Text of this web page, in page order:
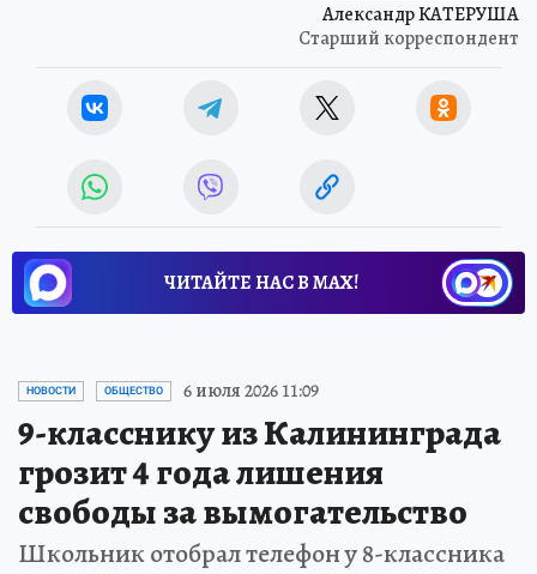
Александр КАТЕРУША
Старший корреспондент
ЧИТАЙТЕ НАС В МАХ!
НОВОСТИ ОБЩЕСТВО 6 июля 2026 11:09
9-класснику из Калининграда
грозит 4 года лишения
свободы за вымогательство
Школьник отобрал телефон у 8-классника